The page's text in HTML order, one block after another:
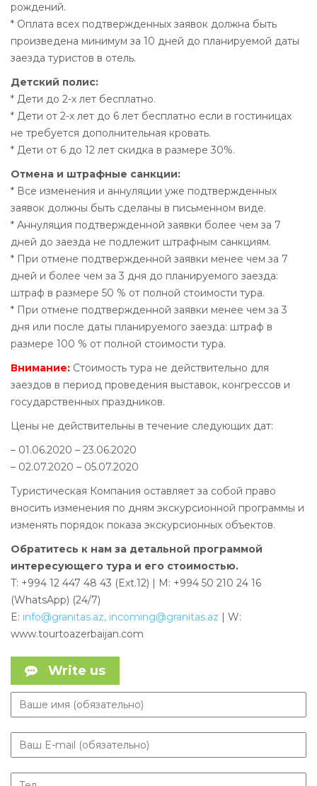
рождений.
* Оплата всех подтвержденных заявок должна быть
произведена минимум за 10 дней до планируемой даты
заезда туристов в отель.
Детский полис:
* Дети до 2-х лет бесплатно.
* Дети от 2-х лет до 6 лет бесплатно если в гостиницах
не требуется дополнительная кровать.
* Дети от 6 до 12 лет скидка в размере 30%.
Отмена и штрафные санкции:
* Все изменения и аннуляции уже подтвержденных
заявок должны быть сделаны в письменном виде.
* Аннуляция подтвержденной заявки более чем за 7
дней до заезда не подлежит штрафным санкциям.
* При отмене подтвержденной заявки менее чем за 7
дней и более чем за 3 дня до планируемого заезда:
штраф в размере 50 % от полной стоимости тура.
* При отмене подтвержденной заявки менее чем за 3
дня или после даты планируемого заезда: штраф в
размере 100 % от полной стоимости тура.
Внимание: Стоимость тура не действительно для
заездов в период проведения выставок, конгрессов и
государственных праздников.
Цены не действительны в течение следующих дат:
– 01.06.2020 – 23.06.2020
– 02.07.2020 – 05.07.2020
Туристическая Компания оставляет за собой право
вносить изменения по дням экскурсионной программы и
изменять порядок показа экскурсионных объектов.
Обратитесь к нам за детальной программой
интересующего тура и его стоимостью.
T: +994 12 447 48 43 (Ext.12) | M: +994 50 210 24 16
(WhatsApp) (24/7)
E: info@granitas.az, incoming@granitas.az | W:
www.tourtoazerbaijan.com
Write us